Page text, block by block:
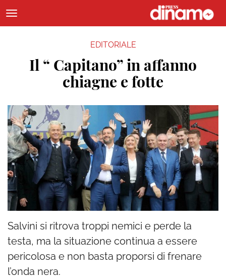
EDITORIALE
Il “ Capitano” in affanno
chiagne e fotte
Salvini si ritrova troppi nemici e perde la
testa, ma la situazione continua a essere
pericolosa e non basta proporsi di frenare
l’onda nera.